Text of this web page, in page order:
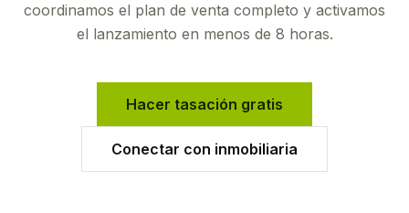
coordinamos el plan de venta completo y activamos
el lanzamiento en menos de 8 horas.
Hacer tasación gratis
Conectar con inmobiliaria